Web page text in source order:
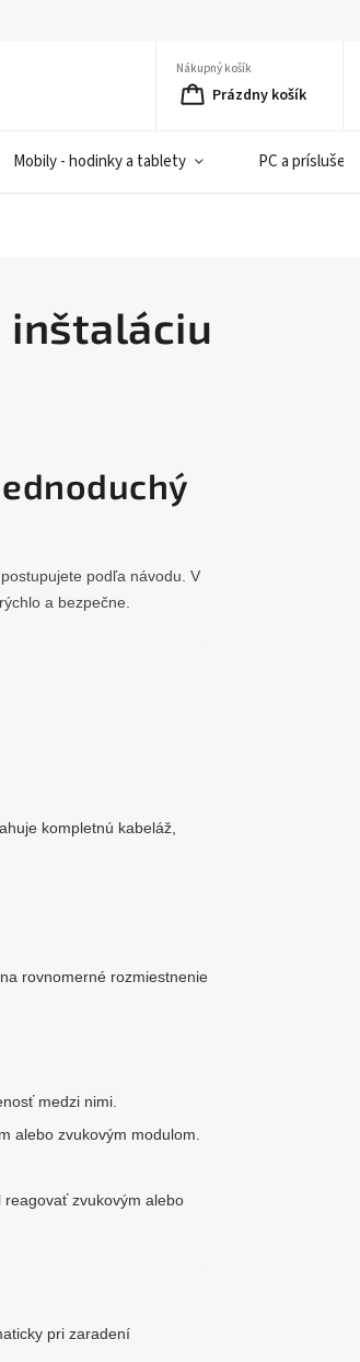
Nákupný košík
Prázdny košík
Mobily - hodinky a tablety PC a
inštaláciu
podľa návodu. V
a bezpečne.
kompletnú kabeláž,
rovnomerné rozmiestnenie
medzi nimi.
alebo zvukovým modulom.
zvukovým alebo
pri zaradení